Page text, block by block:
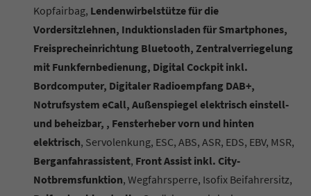
Kopfairbag, Lendenwirbelstütze für die
Vordersitzlehnen, Induktionsladen für Smartphones,
Freisprecheinrichtung Bluetooth, Zentralverriegelung
mit Funkfernbedienung, Digital Cockpit inkl.
Bordcomputer, Digitaler Radioempfang DAB+,
Notrufsystem eCall, Außenspiegel elektrisch einstell-
und beheizbar, , Fensterheber vorn und hinten
elektrisch, Servolenkung, ESC, ABS, ASR, EDS, EBV, MSR,
Berganfahrassistent, Front Assist inkl. City-
Notbremsfunktion, Wegfahrsperre, Isofix Beifahrersitz,